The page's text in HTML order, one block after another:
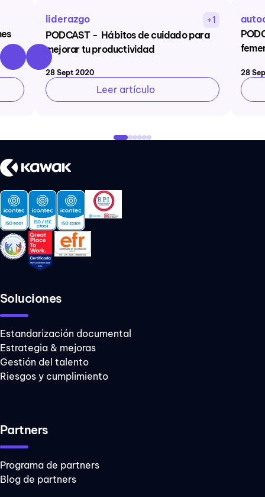
liderazgo
+1
PODCAST - Hábitos de cuidado para
mejorar tu productividad
28 Sept 2020
Leer artículo
28
Soluciones
Estandarización documental
Estrategia & mejoras
Gestión del talento
Riesgos y cumplimiento
Partners
Programa de partners
Blog de partners